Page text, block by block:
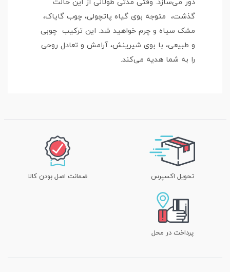
گذشت، متوجه بوی گیاه پاتچولی، چوب گایاک،
مشک سیاه و چرم خواهید شد. این ترکیب چوبی
و طبیعی، با بوی شیرینش، آرامش و تعادل روحی
را به شما هدیه می‌کند.
تحویل اکسپرس ضمانت اصل بودن کالا
پرداخت در محل